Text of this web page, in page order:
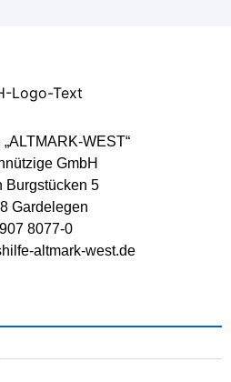
WEST“
GmbH
Burgstücken 5
Gardelegen
8077-0
altmark-west.de